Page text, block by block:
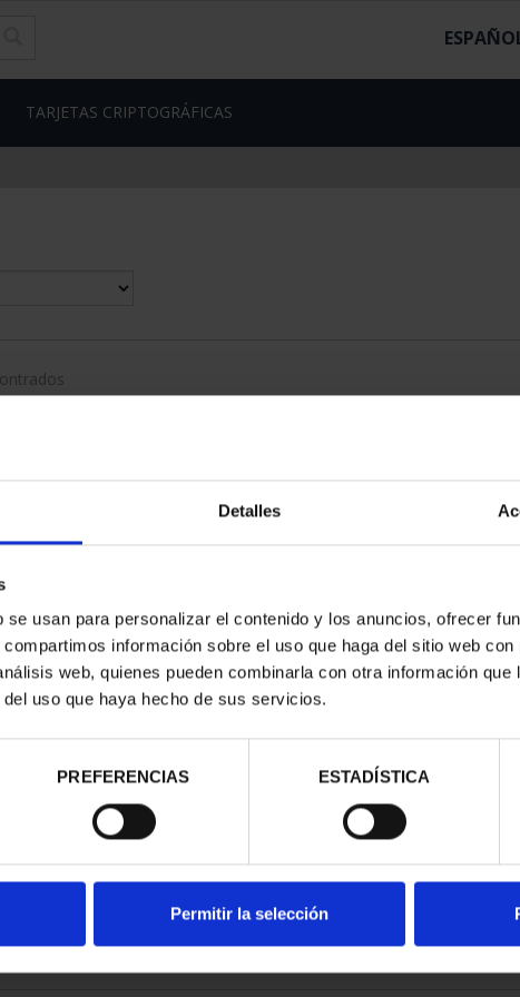
Detalles
usan para personalizar el contenido y los anuncios, ofrecer
información sobre el uso que haga del sitio web
web, quienes pueden combinarla con otra información que
uso que haya hecho de sus servicios.
PREFERENCIAS ESTADÍSTICA
Permitir la selección
TARJETAS CRIPTOGRÁFICAS